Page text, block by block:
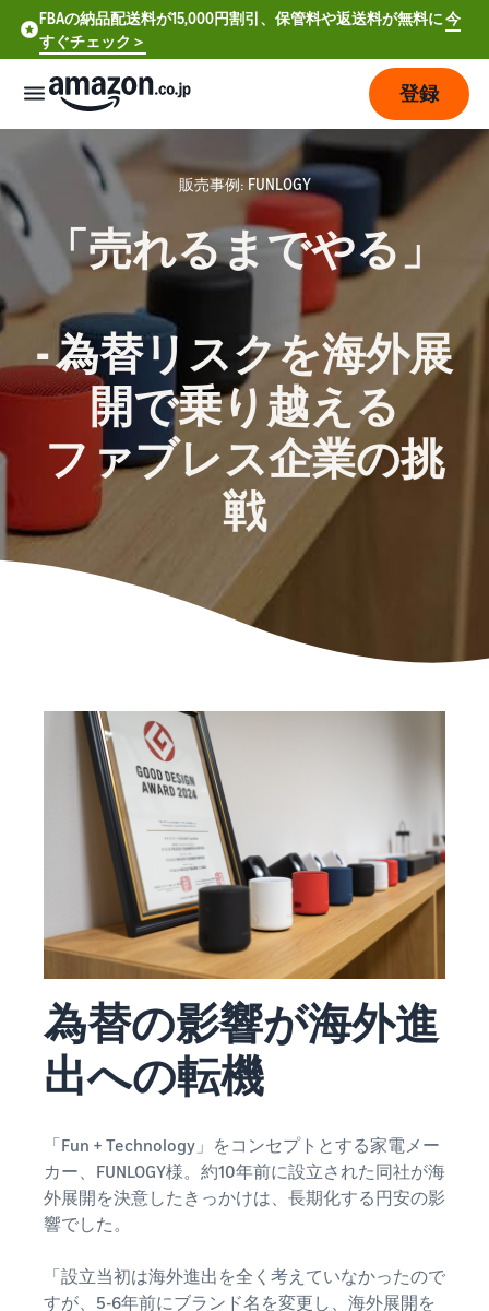
FBAの納品配送料が15,000円割引、保管料や返送料が無料に今
すぐチェック＞
の
始
め
方
カ
ウ
ト
ら
販
登録する
セラーセントラルに
ログインする
商品を登録する
配送方法を決める
お客様を集める
新
者
様
向
の
ガ
用
ラ
費
用
出品プランと基本手
カテゴリーごとの販
売手数料
カテゴリーごとの販売手数
FBA配送代行手数料
FBA配送代行手数料を確認
費用の例
各カテゴリごとの費用の例
を確認
その他の費用
その他のオプションプログ
ラム費用を確認
費
用
の
見
も
り
売
後
Amazonによる配送代
行 (FBA)
商品の保管・発送・返品対
出品者様による自社
配送距離やコストに応じて
柔軟に対応
マルチチャネルサー
ビス (MFC)
自社ECや他モールの注文も
FBAで出荷
適正化
Amazon直営の越境物
流
品
セラーセントラル (販
売管理ツール)
まで商品管理や販売を行う
ツール
Amazon出品アプリ
可能な無料Amazonセラー
ブランド構築ツール
ブランド保護と構築をサポ
ポ
ト
資料請求
出品開始に役立つガイドブ
ックを提供
Amazon出品大学
ビジネスの成功をサポート
する無料の学習プログラム
Amazon出品者様の成功事
例を紹介
- US
中
登録
販売事例: FUNLOGY
「売れるまでやる」
- 為替リスクを海外展
開で乗り越える
ファブレス企業の挑
戦
為替の影響が海外進
出への転機
「Fun + Technology」をコンセプトとする家電メー
カー、FUNLOGY様。約10年前に設立された同社が海
外展開を決意したきっかけは、長期化する円安の影
響でした。
「設立当初は海外進出を全く考えていなかったので
すが、5-6年前にブランド名を変更し、海外展開を